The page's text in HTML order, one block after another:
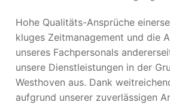
Hohe Qualitäts-Ansprüche
kluges Zeitmanagement und die
unseres Fachpersonals
unsere Dienstleistungen in der
Westhoven aus. Dank
aufgrund unserer zuverlässigen